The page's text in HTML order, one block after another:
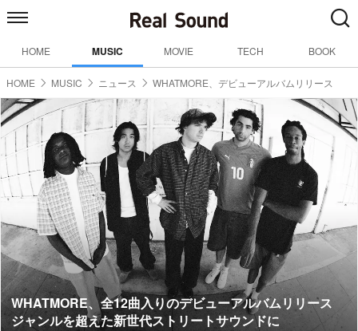
HOME MUSIC MOVIE TECH BOOK
HOME MUSIC ニュース WHATMORE、デビューアルバムリリース
WHATMORE、全12曲入りのデビューアルバムリリース
ジャンルを超えた新世代ストリートサウンドに